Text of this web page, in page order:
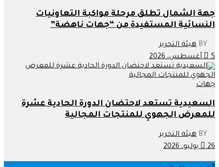
جهة الشمال تطلق مرحلة مواكبة التعاونيات
النسائية المستفيدة من “جهات ناهضة”
BY هيئة التحرير
5 أغسطس، 2026
جهات
السعيدية تستعد لاحتضان الدورة الحادية عشرة
للمعرض الجهوي للمنتجات المجالية
BY هيئة التحرير
26 يوليو، 2026